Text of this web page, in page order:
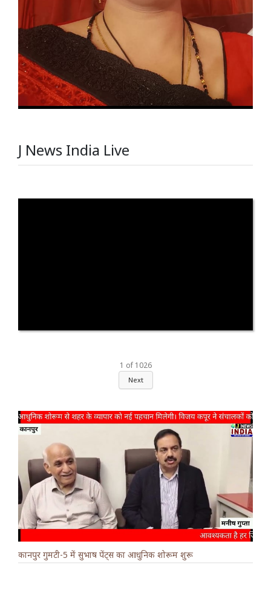
J News India Live
1 of 1026
Next
कानपुर गुमटी-5 में सुभाष पेंट्स का आधुनिक शोरूम शुरू